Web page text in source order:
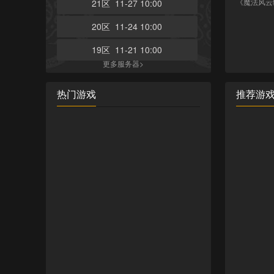
21区 11-27 10:00
20区 11-24 10:00
19区 11-21 10:00
更多服务器>
热门游戏 推荐游